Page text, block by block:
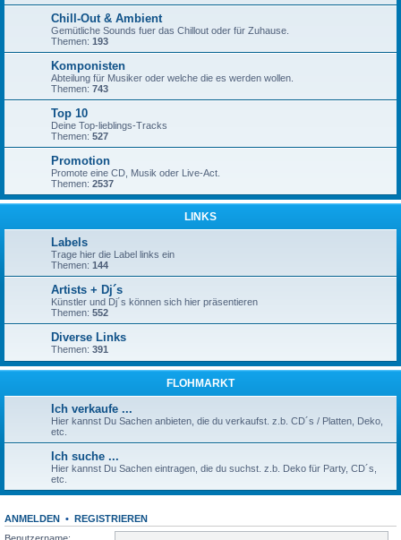
Chill-Out & Ambient
Gemütliche Sounds fuer das Chillout oder für Zuhause.
Themen: 193
Komponisten
Abteilung für Musiker oder welche die es werden wollen.
Themen: 743
Top 10
Deine Top-lieblings-Tracks
Themen: 527
Promotion
Promote eine CD, Musik oder Live-Act.
Themen: 2537
LINKS
Labels
Trage hier die Label links ein
Themen: 144
Artists + Dj´s
Künstler und Dj´s können sich hier präsentieren
Themen: 552
Diverse Links
Themen: 391
FLOHMARKT
Ich verkaufe ...
Hier kannst Du Sachen anbieten, die du verkaufst. z.b. CD´s / Platten, Deko,
etc.
Ich suche ...
Hier kannst Du Sachen eintragen, die du suchst. z.b. Deko für Party, CD´s,
etc.
ANMELDEN • REGISTRIEREN